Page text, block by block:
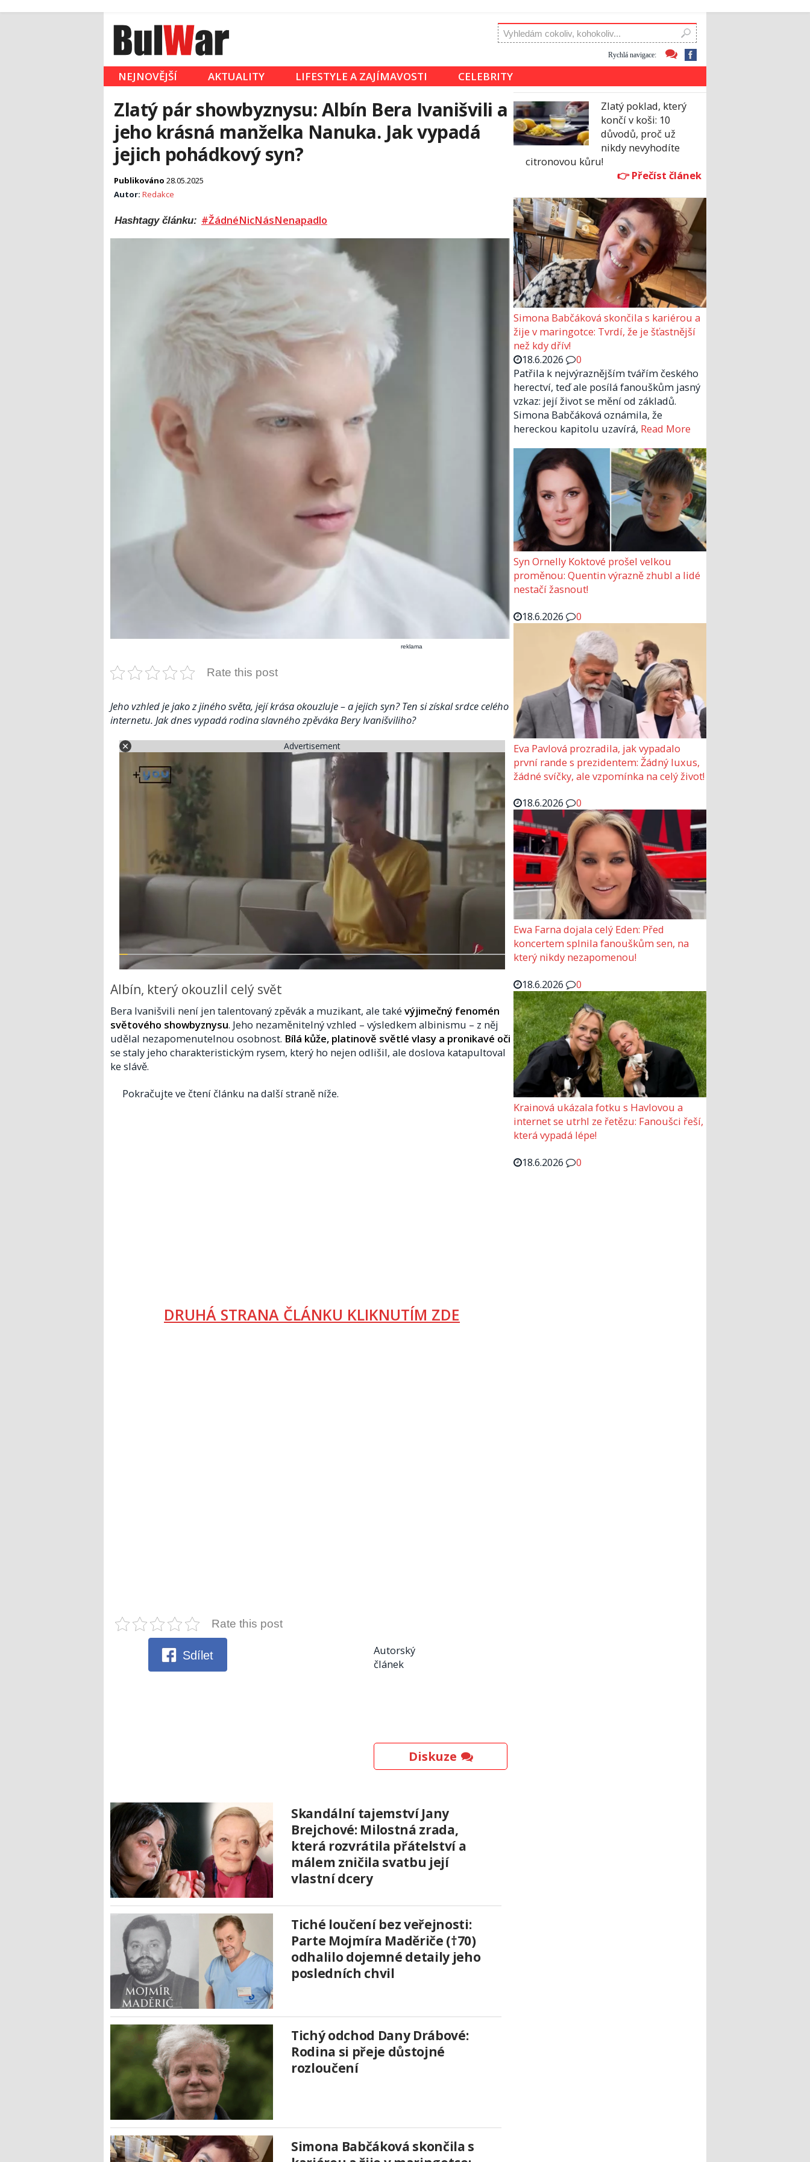
Rychlá navigace:
NEJNOVĚJŠÍ AKTUALITY LIFESTYLE A ZAJÍMAVOSTI CELEBRITY
Zlatý pár showbyznysu: Albín Bera Ivanišvili a
jeho krásná manželka Nanuka. Jak vypadá
jejich pohádkový syn?
Publikováno 28.05.2025
Autor: Redakce
Hashtagy článku: #ŽádnéNicNásNenapadlo
reklama
Rate this post
Jeho vzhled je jako z jiného světa, její krása okouzluje – a jejich syn? Ten si získal srdce celého
internetu. Jak dnes vypadá rodina slavného zpěváka Bery Ivanišviliho?
Advertisement
Albín, který okouzlil celý svět
Bera Ivanišvili není jen talentovaný zpěvák a muzikant, ale také výjimečný fenomén
světového showbyznysu. Jeho nezaměnitelný vzhled – výsledkem albinismu – z něj
udělal nezapomenutelnou osobnost. Bílá kůže, platinově světlé vlasy a pronikavé oči
se staly jeho charakteristickým rysem, který ho nejen odlišil, ale doslova katapultoval
ke slávě.
Pokračujte ve čtení článku na další straně níže.
DRUHÁ STRANA ČLÁNKU KLIKNUTÍM ZDE
Rate this post
Sdílet
Autorský
článek
Diskuze
Skandální tajemství Jany
Brejchové: Milostná zrada,
která rozvrátila přátelství a
málem zničila svatbu její
vlastní dcery
Tiché loučení bez veřejnosti:
Parte Mojmíra Maděriče (†70)
odhalilo dojemné detaily jeho
posledních chvil
Tichý odchod Dany Drábové:
Rodina si přeje důstojné
rozloučení
Simona Babčáková skončila s
Zlatý poklad, který
končí v koši: 10
důvodů, proč už
nikdy nevyhodíte
citronovou kůru!
Simona Babčáková skončila s kariérou a
žije v maringotce: Tvrdí, že je šťastnější
než kdy dřív!
18.6.2026
0
Patřila k nejvýraznějším tvářím českého
herectví, teď ale posílá fanouškům jasný
vzkaz: její život se mění od základů.
Simona Babčáková oznámila, že
hereckou kapitolu uzavírá, Read More
Syn Ornelly Koktové prošel velkou
proměnou: Quentin výrazně zhubl a lidé
nestačí žasnout!
18.6.2026
0
Eva Pavlová prozradila, jak vypadalo
první rande s prezidentem: Žádný luxus,
žádné svíčky, ale vzpomínka na celý život!
18.6.2026
0
Ewa Farna dojala celý Eden: Před
koncertem splnila fanouškům sen, na
který nikdy nezapomenou!
18.6.2026
0
Krainová ukázala fotku s Havlovou a
internet se utrhl ze řetězu: Fanoušci řeší,
která vypadá lépe!
18.6.2026
0